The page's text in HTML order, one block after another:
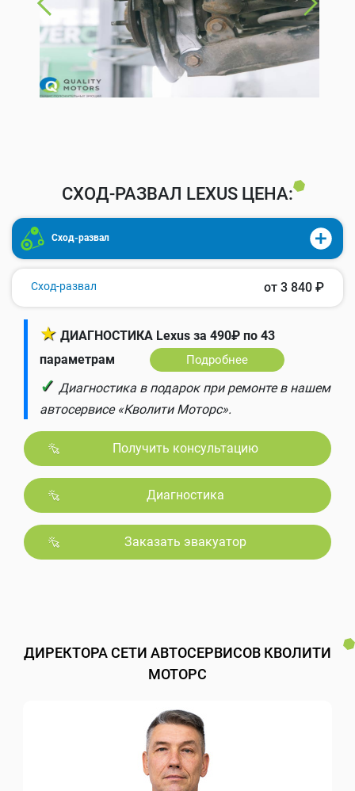
СХОД-РАЗВАЛ LEXUS ЦЕНА:
Сход-развал
Сход-развал от 3 840 ₽
★ ДИАГНОСТИКА Lexus за 490₽ по 43
параметрам
Подробнее
✓ Диагностика в подарок при ремонте в нашем
автосервисе «Кволити Моторс».
Получить консультацию
Диагностика
Заказать эвакуатор
ДИРЕКТОРА СЕТИ АВТОСЕРВИСОВ КВОЛИТИ
МОТОРС